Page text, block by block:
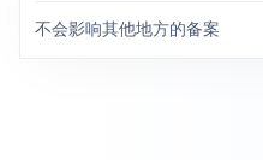
不会影响其他地方的备案